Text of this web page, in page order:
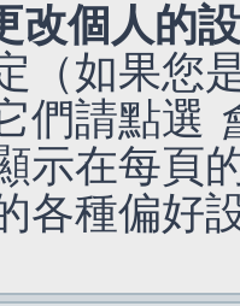
改個人的
（如果您
們請點選
示在每頁
各種偏好